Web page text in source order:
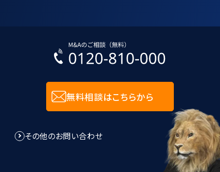
無料相談はこちらから
その他のお問い合わせ